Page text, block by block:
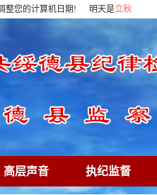
整您的计算机日期! 明天是立秋
高层声音 执纪监督